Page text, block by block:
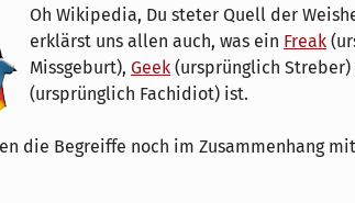
Oh Wikipedia, Du steter Quell der
erklärst uns allen auch, was ein Freak
Missgeburt), Geek (ursprünglich Streber)
(ursprünglich Fachidiot) ist.
die Begreiffe noch im Zusammenhang mit